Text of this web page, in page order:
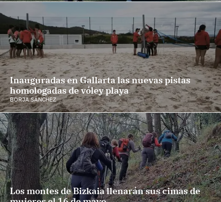
Inauguradas en Gallarta las nuevas pistas
homologadas de vóley playa
BORJA SÁNCHEZ
Los montes de Bizkaia llenarán sus cimas de